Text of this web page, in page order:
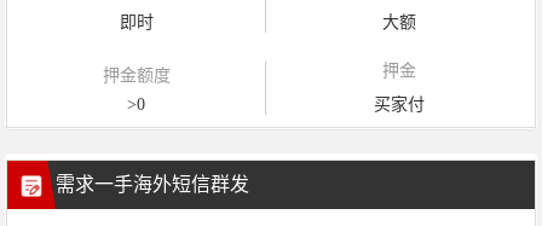
即时
大额
押金额度
>0
押金
买家付
需求一手海外短信群发